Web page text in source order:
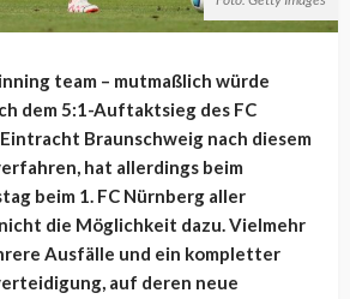
team – mutmaßlich würde
dem 5:1-Auftaktsieg des FC
Braunschweig nach diesem
hat allerdings beim
beim 1. FC Nürnberg aller
die Möglichkeit dazu. Vielmehr
Ausfälle und ein kompletter
auf deren neue